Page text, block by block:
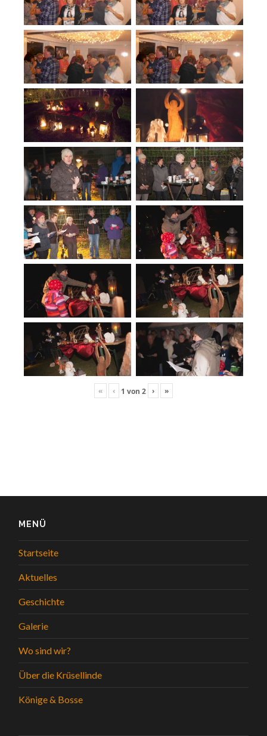
« ‹ 1 von 2 › »
MENÜ
Startseite
Aktuelles
Geschichte
Galerie
Wo sind wir?
Über die Krüsellinde
Könige & Bosse